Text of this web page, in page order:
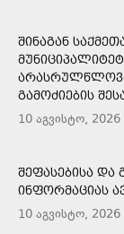
ᲨᲘᲜᲐᲒᲐᲜ
ᲒᲐᲛᲝᲫᲘᲔᲑᲘᲡ
10 აგვისტო, 2026
ᲨᲔᲤᲐᲡᲔᲑᲘᲡᲐ
ᲘᲜᲤᲝᲠᲛᲐᲪᲘᲐᲡ
10 აგვისტო, 2026